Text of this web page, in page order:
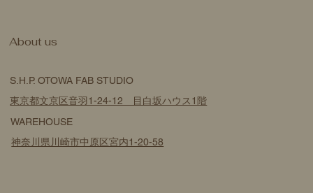
S.H.P. OTOWA FAB STUDIO
東京都文京区音羽1-24-12 目白坂ハウス1階
WAREHOUSE
神奈川県川崎市中原区宮内1-20-58
​About us